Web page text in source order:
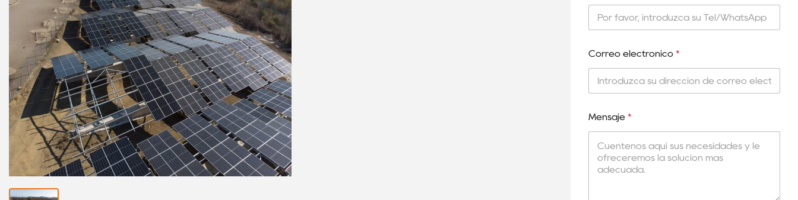
Correo electrónico *
Mensaje *